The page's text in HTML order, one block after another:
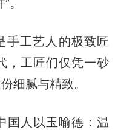
。
工艺人的极致匠
，工匠们仅凭一砂
细腻与精致。
人以玉喻德：温